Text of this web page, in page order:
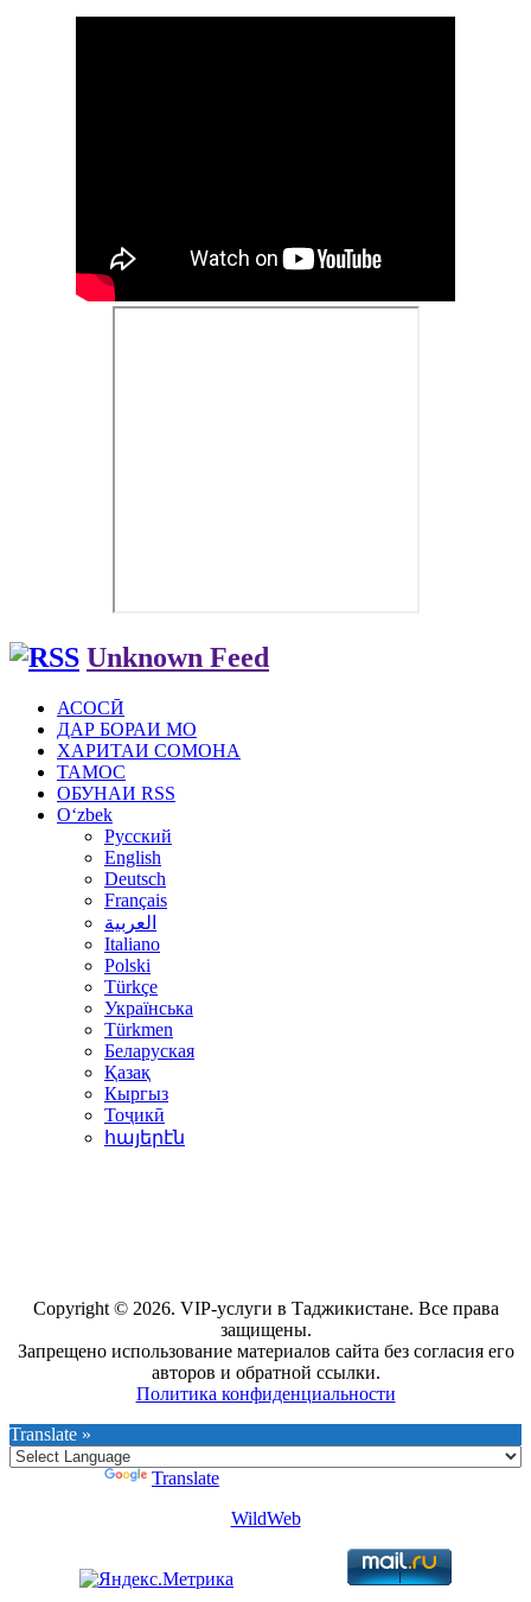
Unknown Feed
АСОСӢ
ДАР БОРАИ МО
ХАРИТАИ СОМОНА
ТАМОС
ОБУНАИ RSS
Oʻzbek
Русский
English
Deutsch
Français
العربية
Italiano
Polski
Türkçe
Українська
Türkmen
Беларуская
Қазақ
Кыргыз
Тоҷикӣ
հայերէն
Copyright © 2026. VIP-услуги в Таджикистане. Все права
защищены.
Запрещено использование материалов сайта без согласия его
авторов и обратной ссылки.
Политика конфиденциальности
Translate »
Translate
WildWeb